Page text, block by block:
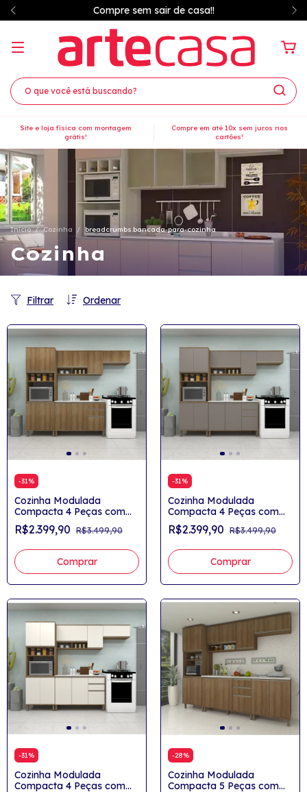
Compre sem sair de casa!!
Site e loja física com montagem
grátis!
Compre em até 10x sem juros nos
cartões!
Início / Cozinha / breadcrumbs.bancada-para-cozinha
Cozinha
Ordenar
Filtrar
-31 %
Cozinha Modulada
Compacta 4 Peças com
Tampo Nichos para Forno
e Microondas Yasmin
R$2.399,90 R$3.499,90
Comprar
-31 %
Cozinha Modulada
Compacta 4 Peças com
Tampo Nichos para Forno
e Microondas Yasmin
R$2.399,90 R$3.499,90
Comprar
-31 %
Cozinha Modulada
Compacta 4 Peças com
-28%
Cozinha Modulada
Compacta 5 Peças com